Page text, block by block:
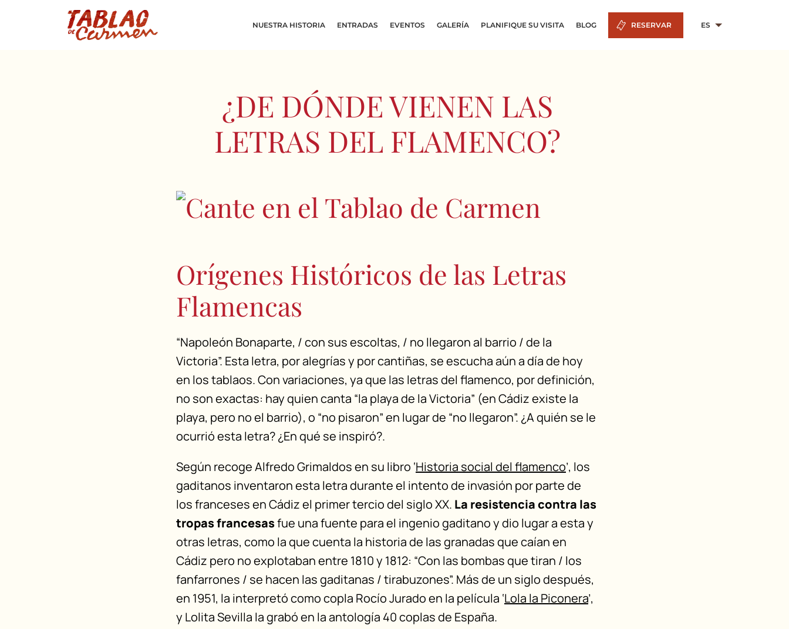
NUESTRA HISTORIA ENTRADAS EVENTOS GALERÍA PLANIFIQUE SU VISITA BLOG RESERVAR ES
¿DE DÓNDE VIENEN LAS
LETRAS DEL FLAMENCO?
Orígenes Históricos de las Letras
Flamencas
“Napoleón Bonaparte, / con sus escoltas, / no llegaron al barrio / de la
Victoria”. Esta letra, por alegrías y por cantiñas, se escucha aún a día de hoy
en los tablaos. Con variaciones, ya que las letras del flamenco, por definición,
no son exactas: hay quien canta “la playa de la Victoria” (en Cádiz existe la
playa, pero no el barrio), o “no pisaron” en lugar de “no llegaron”. ¿A quién se le
ocurrió esta letra? ¿En qué se inspiró?.
Según recoge Alfredo Grimaldos en su libro ‘Historia social del flamenco’, los
gaditanos inventaron esta letra durante el intento de invasión por parte de
los franceses en Cádiz el primer tercio del siglo XX. La resistencia contra las
tropas francesasfue una fuente para el ingenio gaditano y dio lugar a esta y
otras letras, como la que cuenta la historia de las granadas que caían en
Cádiz pero no explotaban entre 1810 y 1812: “Con las bombas que tiran / los
fanfarrones / se hacen las gaditanas / tirabuzones”. Más de un siglo después,
en 1951, la interpretó como copla Rocío Jurado en la película ‘Lola la Piconera’,
y Lolita Sevilla la grabó en la antología 40 coplas de España.